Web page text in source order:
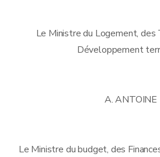
Le Ministre du Logement,
Développement
A. ANTOINE
Le Ministre du budget, des